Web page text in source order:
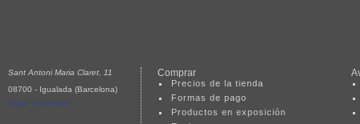
Sant Antoni Maria Claret, 11
08700 - Igualada (Barcelona)
Mapa y dirección
Comprar
Precios de la tienda
Formas de pago
Productos en exposición